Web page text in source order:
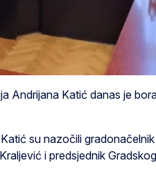
Andrijana Katić danas je
su nazočili
i predsjednik